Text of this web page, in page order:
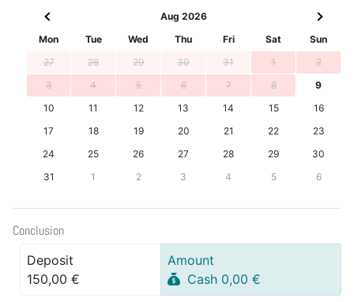
Aug 2026
Mon
Tue Wed Thu Fri Sat
Sun
27
28 29 30 31 1
2
3
4 5 6 7 8
9
10
11 12 13 14 15
16
17
18 19 20 21 22
23
24
25 26 27 28 29
30
31
1 2 3 4 5 6
Conclusion
Deposit
150,00 €
Amount
Cash 0,00 €